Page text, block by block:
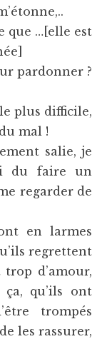
que …[elle est
pardonner ?
plus difficile,
mal !
salie, je
du faire un
regarder de
en larmes
regrettent
d’amour,
ça, qu’ils ont
trompés
les rassurer,